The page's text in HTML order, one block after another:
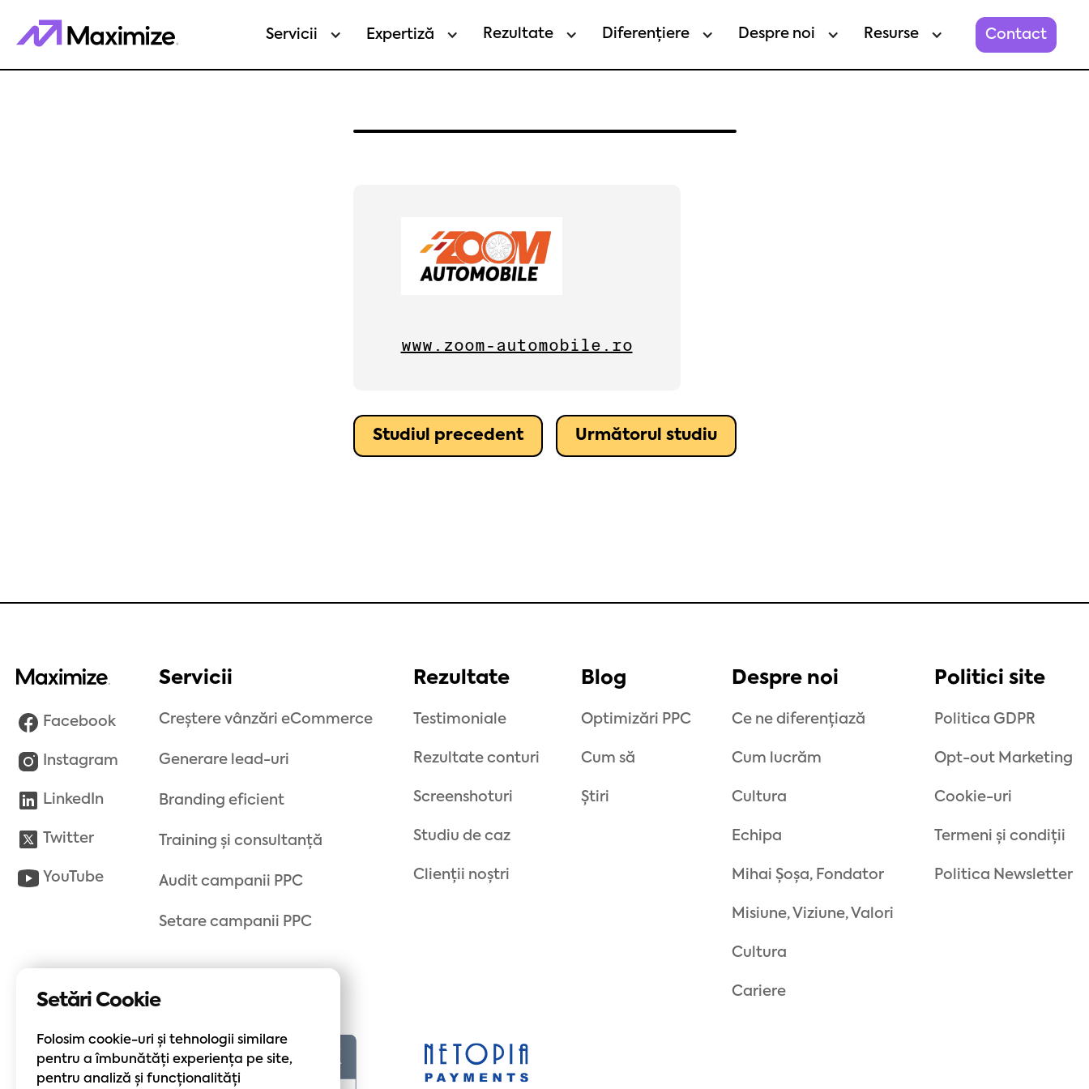
Servicii Expertiză Rezultate Diferențiere Despre noi Resurse Contact
www.zoom-automobile.ro
Studiul precedent Următorul studiu
Facebook
Instagram
LinkedIn
Twitter
YouTube
Servicii
Creștere vânzări eCommerce
Generare lead-uri
Branding eficient
Training și consultanță
Audit campanii PPC
Setare campanii PPC
Rezultate
Testimoniale
Rezultate conturi
Screenshoturi
Studiu de caz
Clienții noștri
Blog
Optimizări PPC
Cum să
Știri
Despre noi
Ce ne diferențiază
Cum lucrăm
Cultura
Echipa
Mihai Șoșa, Fondator
Misiune, Viziune, Valori
Cultura
Cariere
Politici site
Politica GDPR
Opt-out Marketing
Cookie-uri
Termeni și condiții
Politica Newsletter
Setări Cookie
Folosim cookie-uri și tehnologii similare
pentru a îmbunătăți experiența pe site,
pentru analiză și funcționalități